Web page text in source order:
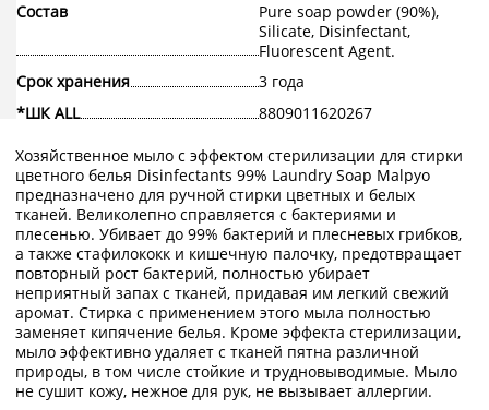
Состав
Pure soap powder (90%),
Silicate, Disinfectant,
Fluorescent Agent.
Срок хранения
3 года
*ШК ALL
8809011620267
Хозяйственное мыло с эффектом стерилизации для стирки
цветного белья Disinfectants 99% Laundry Soap Malpyo
предназначено для ручной стирки цветных и белых
тканей. Великолепно справляется с бактериями и
плесенью. Убивает до 99% бактерий и плесневых грибков,
а также стафилококк и кишечную палочку, предотвращает
повторный рост бактерий, полностью убирает
неприятный запах с тканей, придавая им легкий свежий
аромат. Стирка с применением этого мыла полностью
заменяет кипячение белья. Кроме эффекта стерилизации,
мыло эффективно удаляет с тканей пятна различной
природы, в том числе стойкие и трудновыводимые. Мыло
не сушит кожу, нежное для рук, не вызывает аллергии.